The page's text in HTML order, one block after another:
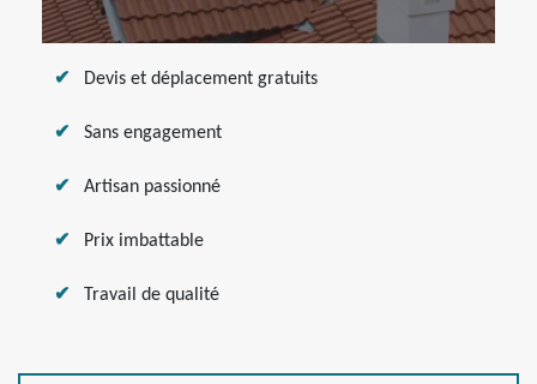
Devis et déplacement gratuits
Sans engagement
Artisan passionné
Prix imbattable
Travail de qualité